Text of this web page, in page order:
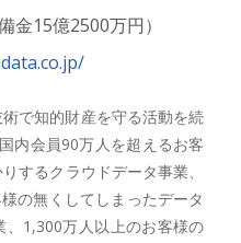
金15億2500万円）
で知的財産を守る活動を続
内会員90万人を超えるお客
するクラウドデータ事業、
の無くしてしまったデータ
1,300万人以上のお客様の